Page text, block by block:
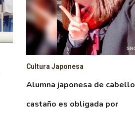
Cultura Japonesa
Alumna japonesa de cabello
castaño es obligada por